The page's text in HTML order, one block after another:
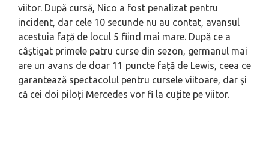
viitor. După cursă, Nico a fost penalizat pentru
incident, dar cele 10 secunde nu au contat, avansul
acestuia față de locul 5 fiind mai mare. După ce a
câștigat primele patru curse din sezon, germanul mai
are un avans de doar 11 puncte față de Lewis, ceea ce
garantează spectacolul pentru cursele viitoare, dar și
că cei doi piloți Mercedes vor fi la cuțite pe viitor.